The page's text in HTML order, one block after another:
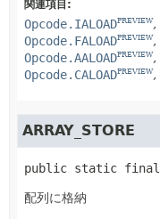
関連項目:
Opcode.IALOADPREVIEW
Opcode.FALOADPREVIEW
Opcode.AALOADPREVIEW
Opcode.CALOADPREVIEW
ARRAY_STORE
public static final
配列に格納